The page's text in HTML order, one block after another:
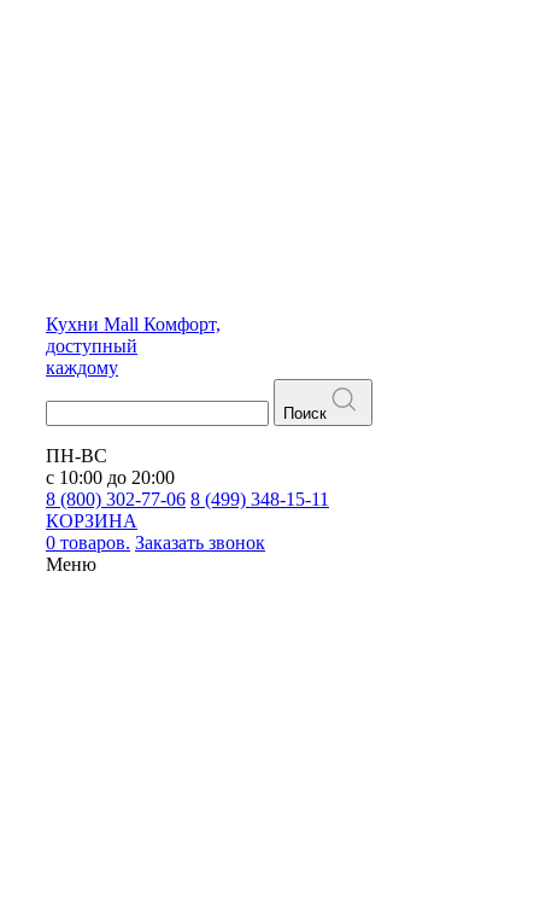
Кухни Mall Комфорт,
доступный
каждому
Поиск
ПН-ВС
с 10:00 до 20:00
8 (800) 302-77-06 8 (499) 348-15-11
КОРЗИНА
0 товаров. Заказать звонок
Меню